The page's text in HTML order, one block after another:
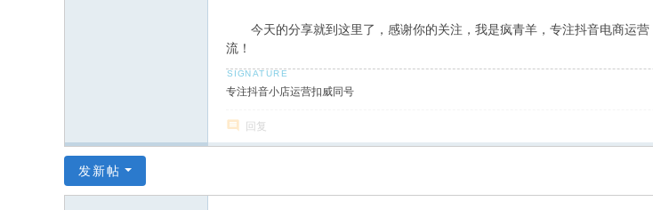
今天的分享就到这里了，感谢你的关注，我是疯青羊，专注抖音电商运营
流！
专注抖音小店运营扣威同号
回复
发新帖